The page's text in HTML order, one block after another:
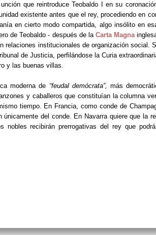
que reintroduce Teobaldo I en su
existente antes que el rey, procediendo en
en cierto modo compartida, algo insólito en
de Teobaldo - después de la Carta Magna
relaciones institucionales de organización social.
de Justicia, perfilándose la Curia
y las buenas villas.
moderna de “feudal demócrata”, más
y caballeros que constituían la columna
tiempo. En Francia, como conde de
del conde. En Navarra quiere que la
recibirán prerrogativas del rey que